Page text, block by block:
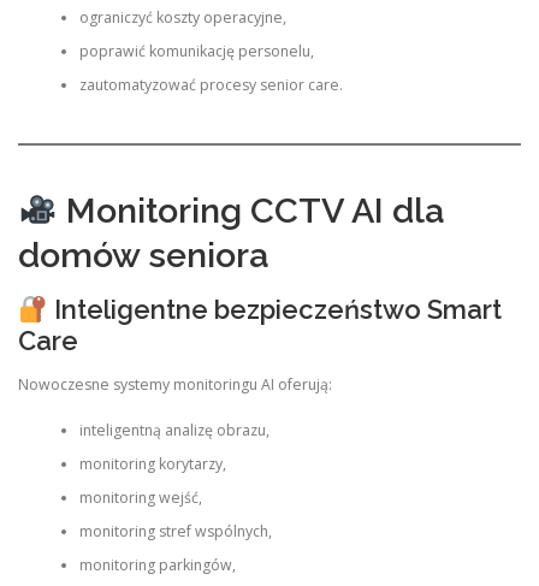
ograniczyć koszty operacyjne,
poprawić komunikację personelu,
zautomatyzować procesy senior care.
Monitoring CCTV AI dla
domów seniora
Inteligentne bezpieczeństwo Smart
Care
Nowoczesne systemy monitoringu AI oferują:
inteligentną analizę obrazu,
monitoring korytarzy,
monitoring wejść,
monitoring stref wspólnych,
monitoring parkingów,